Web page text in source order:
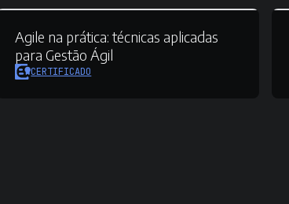
Agile na prática:técnicas aplicadas
para Gestão Ágil
CERTIFICADO